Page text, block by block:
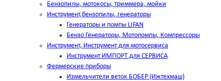
Бензопилы, мотокосы, триммера, мойки
Инструмент,бензопилы, генераторы
Генераторы и помпы LIFAN
Бензо Генераторы, Мотопомпы, Компрессоры
Инструмент, Инструмент для мотосервиса
Инструмент ИМПОРТ для СЕРВИСА
Фермерские приборы
Измельчители веток БОБЕР (Ижтехмаш)